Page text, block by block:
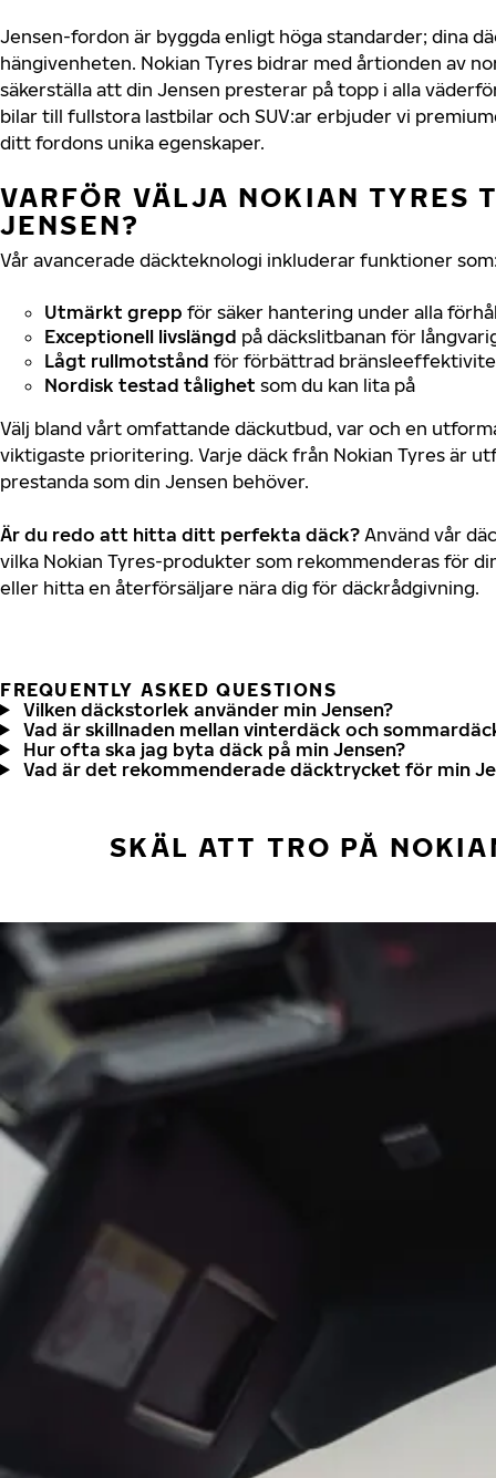
Jensen-fordon är byggda enligt höga standarder; dina
hängivenheten. Nokian Tyres bidrar med årtionden av
säkerställa att din Jensen presterar på topp i alla
bilar till fullstora lastbilar och SUV:ar erbjuder vi
ditt fordons unika egenskaper.
VARFÖR VÄLJA NOKIAN TYRES
JENSEN?
Vår avancerade däckteknologi inkluderar funktioner
Utmärkt grepp för säker hantering under alla
Exceptionell livslängd på däckslitbanan för
Lågt rullmotstånd för förbättrad
Nordisk testad tålighet som du kan lita på
Välj bland vårt omfattande däckutbud, var och en
viktigaste prioritering. Varje däck från Nokian Tyres är
prestanda som din Jensen behöver.
Är du redo att hitta ditt perfekta däck? Använd vår
vilka Nokian Tyres-produkter som rekommenderas för
eller hitta en återförsäljare nära dig för däckrådgivning.
FREQUENTLY ASKED QUESTIONS
Vilken däckstorlek använder min Jensen?
Vad är skillnaden mellan vinterdäck och
Hur ofta ska jag byta däck på min Jensen?
Vad är det rekommenderade däcktrycket för min
SKÄL ATT TRO PÅ